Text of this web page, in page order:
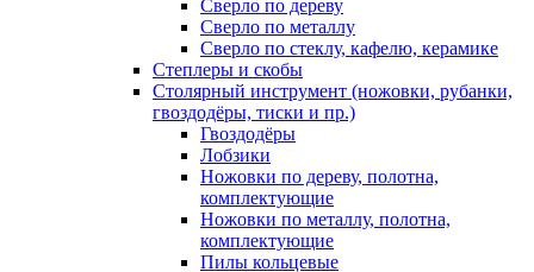
Сверло по дереву
Сверло по металлу
Сверло по стеклу, кафелю, керамике
Степлеры и скобы
Столярный инструмент (ножовки, рубанки,
гвоздодёры, тиски и пр.)
Гвоздодёры
Лобзики
Ножовки по дереву, полотна,
комплектующие
Ножовки по металлу, полотна,
комплектующие
Пилы кольцевые